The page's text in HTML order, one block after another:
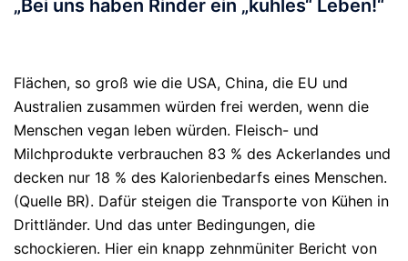
„Bei uns haben Rinder ein „kuhles“ Leben!“
Flächen, so groß wie die USA, China, die EU und
Australien zusammen würden frei werden, wenn die
Menschen vegan leben würden. Fleisch- und
Milchprodukte verbrauchen 83 % des Ackerlandes und
decken nur 18 % des Kalorienbedarfs eines Menschen.
(Quelle BR). Dafür steigen die Transporte von Kühen in
Drittländer. Und das unter Bedingungen, die
schockieren. Hier ein knapp zehnmüniter Bericht von